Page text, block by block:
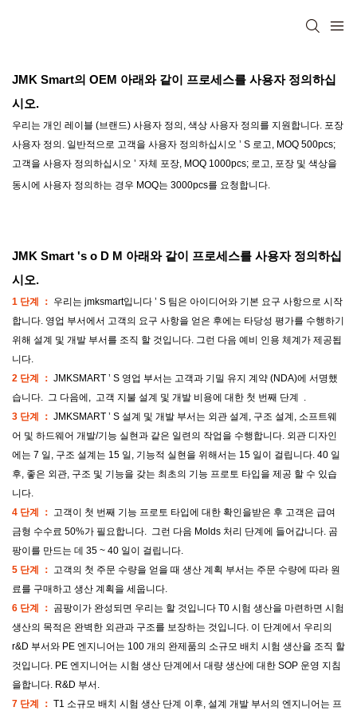
JMK Smart의 OEM 아래와 같이 프로세스를 사용자 정의하십
시오.
우리는 개인 레이블 (브랜드) 사용자 정의, 색상 사용자 정의를 지원합니다. 포장
사용자 정의. 일반적으로 고객을 사용자 정의하십시오 ’ S 로고, MOQ 500pcs;
고객을 사용자 정의하십시오 ’ 자체 포장, MOQ 1000pcs; 로고, 포장 및 색상을
동시에 사용자 정의하는 경우 MOQ는 3000pcs를 요청합니다.
JMK Smart 's o D M 아래와 같이 프로세스를 사용자 정의하십
시오.
1 단계 ： 우리는 jmksmart입니다 ’ S 팀은 아이디어와 기본 요구 사항으로 시작
합니다. 영업 부서에서 고객의 요구 사항을 얻은 후에는 타당성 평가를 수행하기
위해 설계 및 개발 부서를 조직 할 것입니다. 그런 다음 예비 인용 체계가 제공됩
니다.
2 단계 ： JMKSMART ’ S 영업 부서는 고객과 기밀 유지 계약 (NDA)에 서명했
습니다. 그 다음에, 고객 지불 설계 및 개발 비용에 대한 첫 번째 단계 .
3 단계 ： JMKSMART ’ S 설계 및 개발 부서는 외관 설계, 구조 설계, 소프트웨
어 및 하드웨어 개발/기능 실현과 같은 일련의 작업을 수행합니다. 외관 디자인
에는 7 일, 구조 설계는 15 일, 기능적 실현을 위해서는 15 일이 걸립니다. 40 일
후, 좋은 외관, 구조 및 기능을 갖는 최초의 기능 프로토 타입을 제공 할 수 있습
니다.
4 단계 ： 고객이 첫 번째 기능 프로토 타입에 대한 확인을받은 후 고객은 급여
금형 수수료 50%가 필요합니다. 그런 다음 Molds 처리 단계에 들어갑니다. 곰
팡이를 만드는 데 35 ~ 40 일이 걸립니다.
5 단계 ： 고객의 첫 주문 수량을 얻을 때 생산 계획 부서는 주문 수량에 따라 원
료를 구매하고 생산 계획을 세웁니다.
6 단계 ： 곰팡이가 완성되면 우리는 할 것입니다 T0 시험 생산을 마련하면 시험
생산의 목적은 완벽한 외관과 구조를 보장하는 것입니다. 이 단계에서 우리의
r&D 부서와 PE 엔지니어는 100 개의 완제품의 소규모 배치 시험 생산을 조직 할
것입니다. PE 엔지니어는 시험 생산 단계에서 대량 생산에 대한 SOP 운영 지침
을합니다. R&D 부서.
7 단계 ： T1 소규모 배치 시험 생산 단계 이후, 설계 개발 부서의 엔지니어는 프